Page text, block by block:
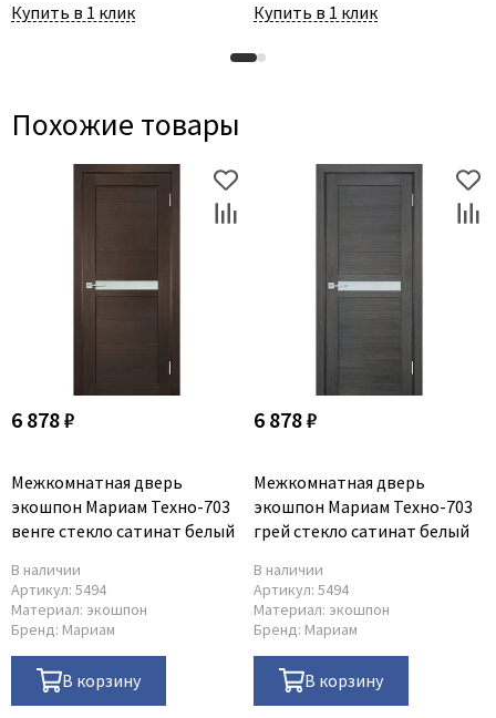
Купить в 1 клик Купить в 1 клик
Похожие товары
6 878 ₽
Межкомнатная дверь
экошпон Мариам Техно-703
венге стекло сатинат белый
В наличии
Артикул: 5494
Материал: экошпон
Бренд: Мариам
В корзину
6 878 ₽
Межкомнатная дверь
экошпон Мариам Техно-703
грей стекло сатинат белый
В наличии
Артикул: 5494
Материал: экошпон
Бренд: Мариам
В корзину